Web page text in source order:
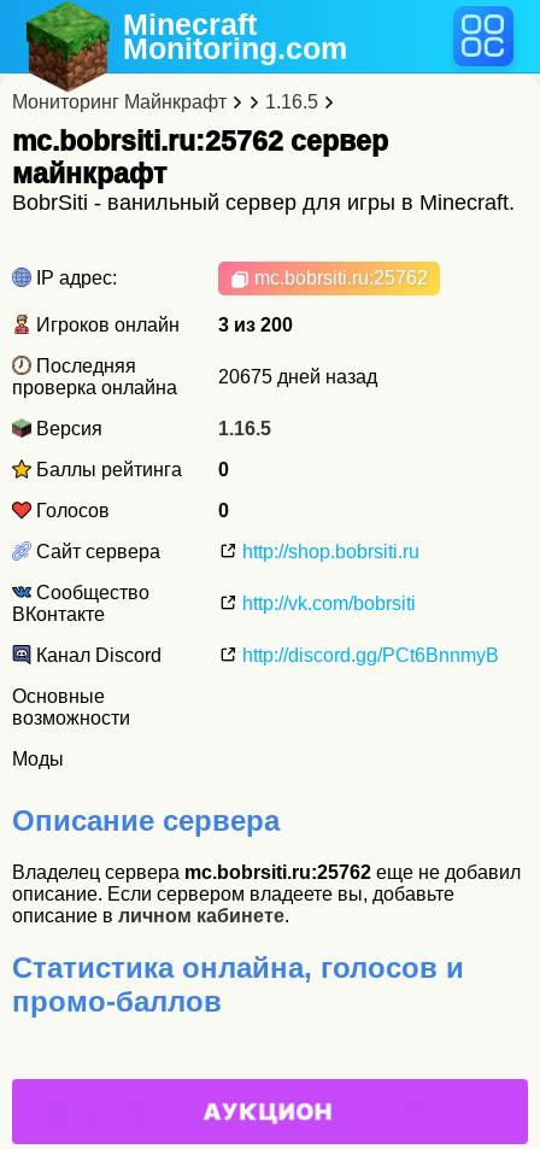
Minecraft
Monitoring.com
Мониторинг Майнкрафт 1.16.5
mc.bobrsiti.ru:25762 cервер
майнкрафт
BobrSiti - ванильный сервер для игры в Minecraft.
IP адрес: mc.bobrsiti.ru:25762
Игроков онлайн
3 из 200
Последняя
проверка онлайна
20675 дней назад
Версия
1.16.5
Баллы рейтинга
0
Голосов
0
Сайт сервера
http://shop.bobrsiti.ru
Сообщество
ВКонтакте
http://vk.com/bobrsiti
Канал Discord
http://discord.gg/PCt6BnnmyB
Основные
возможности
Моды
Описание сервера
Владелец сервера mc.bobrsiti.ru:25762 еще не добавил
описание. Если сервером владеете вы, добавьте
описание в личном кабинете.
Статистика онлайна, голосов и
промо-баллов